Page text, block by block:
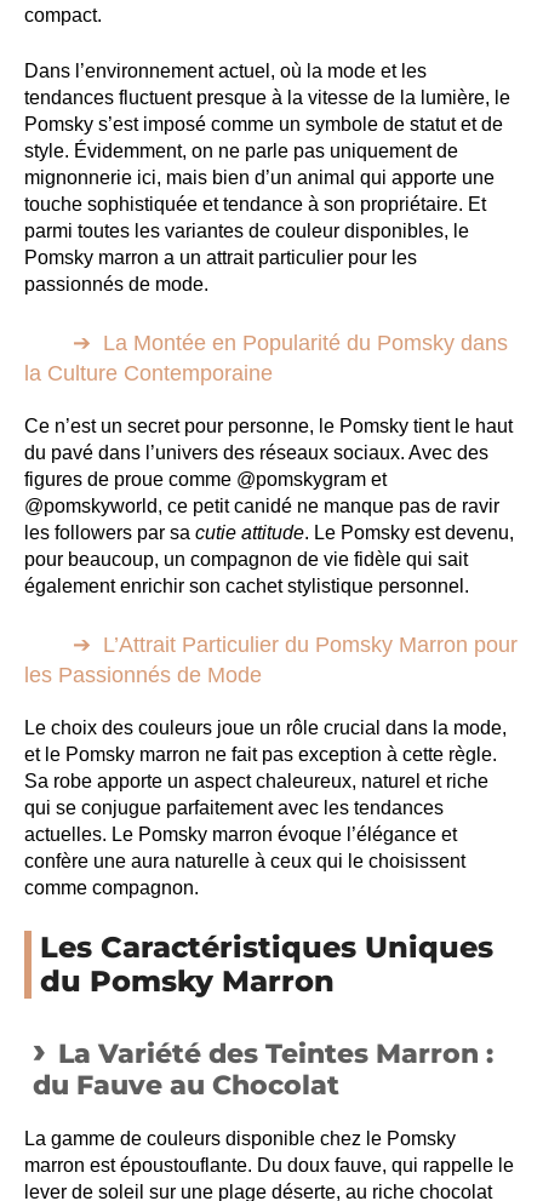
compact.
Dans l’environnement actuel, où la mode et les
tendances fluctuent presque à la vitesse de la lumière, le
Pomsky s’est imposé comme un symbole de statut et de
style. Évidemment, on ne parle pas uniquement de
mignonnerie ici, mais bien d’un animal qui apporte une
touche sophistiquée et tendance à son propriétaire. Et
parmi toutes les variantes de couleur disponibles, le
Pomsky marron a un attrait particulier pour les
passionnés de mode.
La Montée en Popularité du Pomsky dans
la Culture Contemporaine
Ce n’est un secret pour personne, le Pomsky tient le haut
du pavé dans l’univers des réseaux sociaux. Avec des
figures de proue comme @pomskygram et
@pomskyworld, ce petit canidé ne manque pas de ravir
les followers par sa cutie attitude. Le Pomsky est devenu,
pour beaucoup, un compagnon de vie fidèle qui sait
également enrichir son cachet stylistique personnel.
L’Attrait Particulier du Pomsky Marron pour
les Passionnés de Mode
Le choix des couleurs joue un rôle crucial dans la mode,
et le Pomsky marron ne fait pas exception à cette règle.
Sa robe apporte un aspect chaleureux, naturel et riche
qui se conjugue parfaitement avec les tendances
actuelles. Le Pomsky marron évoque l’élégance et
confère une aura naturelle à ceux qui le choisissent
comme compagnon.
Les Caractéristiques Uniques
du Pomsky Marron
La Variété des Teintes Marron :
du Fauve au Chocolat
La gamme de couleurs disponible chez le Pomsky
marron est époustouflante. Du doux fauve, qui rappelle le
lever de soleil sur une plage déserte, au riche chocolat